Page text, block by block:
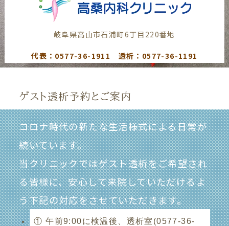
岐阜県高山市石浦町6丁目220番地
代表：0577-36-1911 透析：0577-36-1191
ゲスト透析予約とご案内
コロナ時代の新たな生活様式による日常が
続いています。
当クリニックではゲスト透析をご希望され
る皆様に、安心して来院していただけるよ
う下記の対応をさせていただきます。
① 午前9:00に検温後、透析室(0577-36-